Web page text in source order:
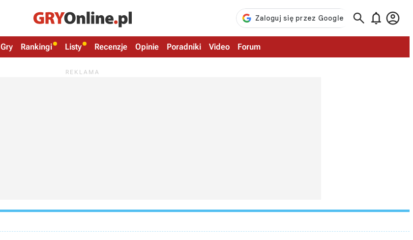
  
Gry Rankingi Listy Recenzje Opinie Poradniki Video Forum